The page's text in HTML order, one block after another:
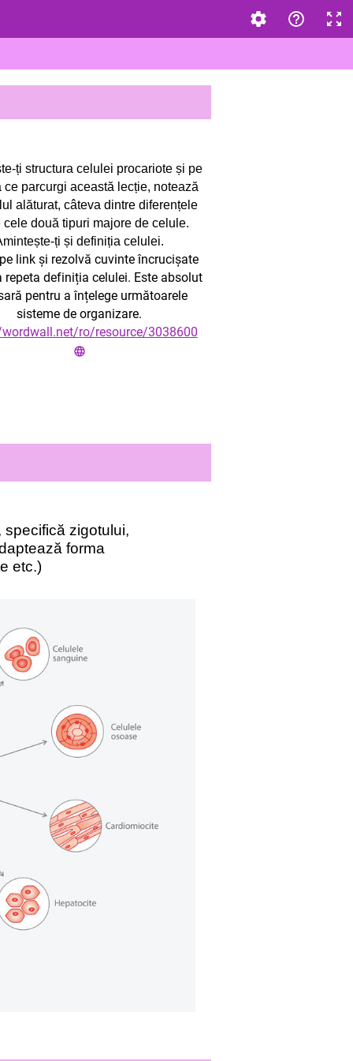
ți structura celulei procariote și pe
ce parcurgi această lecție, notează
alăturat, câteva dintre diferențele
cele două tipuri majore de celule.
ți și definiția celulei.
link și rezolvă cuvinte încrucișate
repeta definiția celulei. Este absolut
pentru a înțelege următoarele
sisteme de organizare.
ro/resource/3038600
specifică zigotului,
forma
etc.)